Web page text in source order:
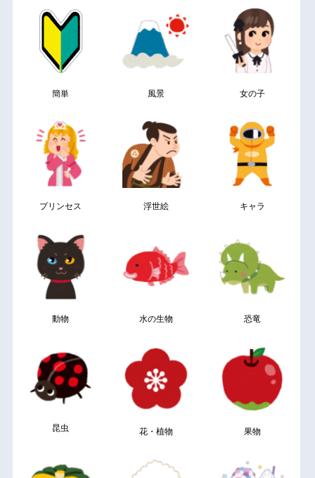
簡単 風景 女の子
プリンセス 浮世絵 キャラ
動物 水の生物 恐竜
昆虫 花・植物 果物